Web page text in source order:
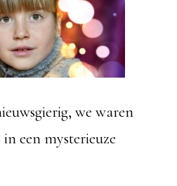
we waren
een mysterieuze